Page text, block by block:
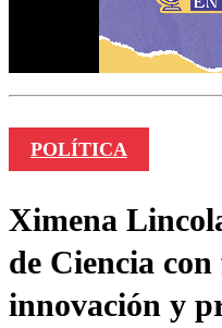
POLÍTICA
Ximena
de Ciencia con
innovación y